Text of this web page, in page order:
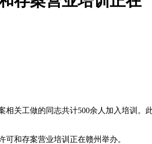
工做的同志共计500余人加入培训。
和存案营业培训正在赣州举办。